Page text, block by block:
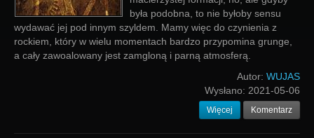
była podobna, to nie byłoby sensu
wydawać jej pod innym szyldem. Mamy więc do czynienia z
rockiem, który w wielu momentach bardzo przypomina grunge,
a cały zawoalowany jest zamgloną i parną atmosferą.
Autor: WUJAS
Wysłano: 2021-05-06
Więcej Komentarz